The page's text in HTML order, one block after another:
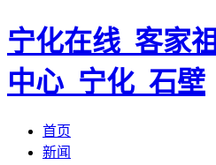
宁化在线_客家
中心_宁化_石壁
首页
新闻